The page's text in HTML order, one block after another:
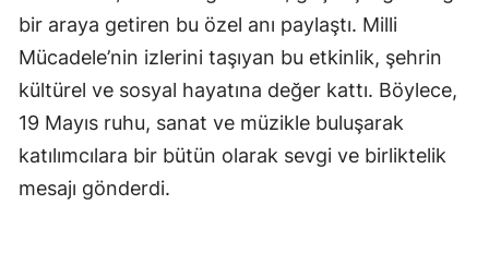
bir araya getiren bu özel anı paylaştı. Milli
Mücadele’nin izlerini taşıyan bu etkinlik, şehrin
kültürel ve sosyal hayatına değer kattı. Böylece,
19 Mayıs ruhu, sanat ve müzikle buluşarak
katılımcılara bir bütün olarak sevgi ve birliktelik
mesajı gönderdi.